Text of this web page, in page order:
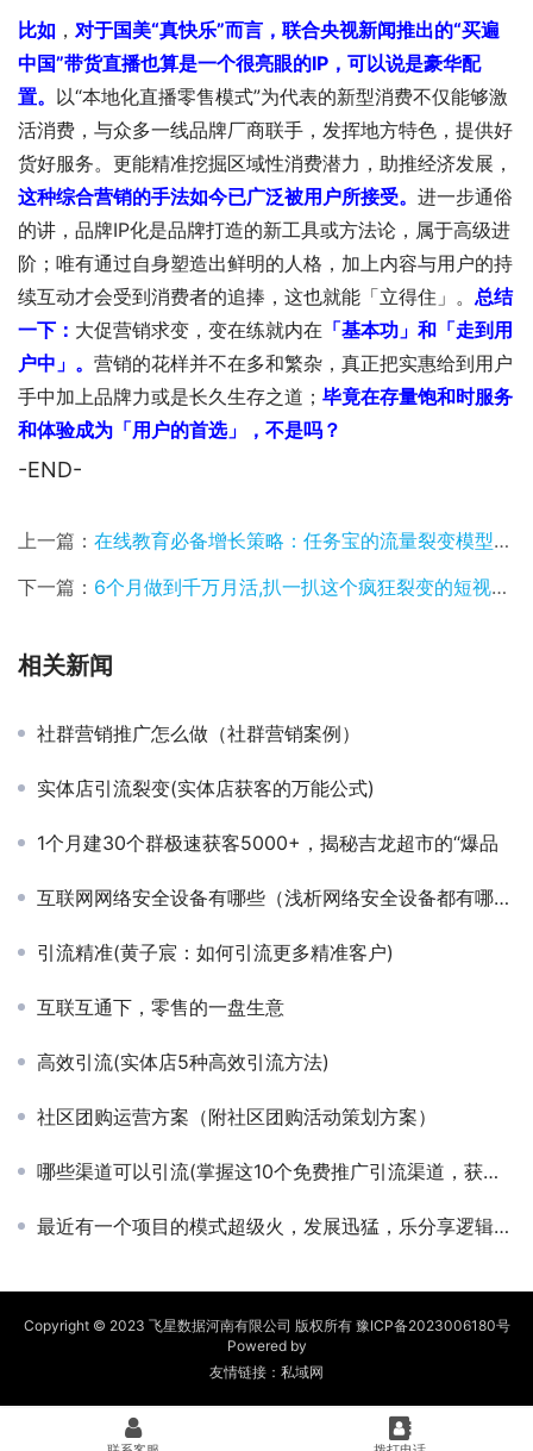
比如 ， 对于国美“真快乐”而言，联合央视新闻推出的“买遍
中国”带货直播也算是一个很亮眼的IP，可以说是豪华配
置。 以“本地化直播零售模式”为代表的新型消费不仅能够激
活消费，与众多一线品牌厂商联手，发挥地方特色，提供好
货好服务。更能精准挖掘区域性消费潜力，助推经济发展，
这种综合营销的手法如今已广泛被用户所接受。 进一步通俗
的讲，品牌IP化是品牌打造的新工具或方法论，属于高级进
阶；唯有通过自身塑造出鲜明的人格，加上内容与用户的持
续互动才会受到消费者的追捧，这也就能「立得住」。 总结
一下： 大促营销求变，变在练就内在 「基本功」和「走到用
户中」。 营销的花样并不在多和繁杂，真正把实惠给到用户
手中加上品牌力或是长久生存之道； 毕竟在存量饱和时服务
和体验成为「用户的首选」，不是吗？
-END-
上一篇： 在线教育必备增长策略：任务宝的流量裂变模型与风控设计
下一篇： 6个月做到千万月活,扒一扒这个疯狂裂变的短视频app
相关新闻
社群营销推广怎么做（社群营销案例）
实体店引流裂变(实体店获客的万能公式)
1个月建30个群极速获客5000+，揭秘吉龙超市的“爆品
互联网网络安全设备有哪些（浅析网络安全设备都有哪些）
引流精准(黄子宸：如何引流更多精准客户)
互联互通下，零售的一盘生意
高效引流(实体店5种高效引流方法)
社区团购运营方案（附社区团购活动策划方案）
哪些渠道可以引流(掌握这10个免费推广引流渠道，获得无限商机)
最近有一个项目的模式超级火，发展迅猛，乐分享逻辑解析！
Copyright © 2023 飞星数据河南有限公司 版权所有 豫ICP备2023006180号
Powered by
友情链接： 私域网